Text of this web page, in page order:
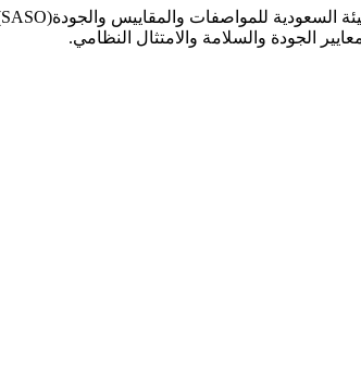
السعودية للمواصفات والمقاييس والجودة
الجودة والسلامة والامتثال النظامي.